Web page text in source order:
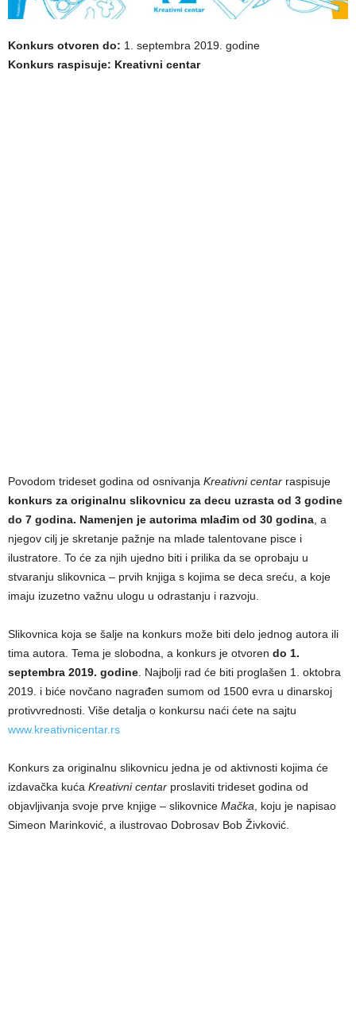
Konkurs otvoren do: 1. septembra 2019. godine
Konkurs raspisuje: Kreativni centar
Povodom trideset godina od osnivanja Kreativni centar raspisuje
konkurs za originalnu slikovnicu za decu uzrasta od 3 godine
do 7 godina. Namenjen je autorima mlađim od 30 godina , a
njegov cilj je skretanje pažnje na mlade talentovane pisce i
ilustratore. To će za njih ujedno biti i prilika da se oprobaju u
stvaranju slikovnica – prvih knjiga s kojima se deca sreću, a koje
imaju izuzetno važnu ulogu u odrastanju i razvoju.
Slikovnica koja se šalje na konkurs može biti delo jednog autora ili
tima autora. Tema je slobodna, a konkurs je otvoren do 1.
septembra 2019. godine . Najbolji rad će biti proglašen 1. oktobra
2019. i biće novčano nagrađen sumom od 1500 evra u dinarskoj
protivvrednosti. Više detalja o konkursu naći ćete na sajtu
www.kreativnicentar.rs
Konkurs za originalnu slikovnicu jedna je od aktivnosti kojima će
izdavačka kuća Kreativni centar proslaviti trideset godina od
objavljivanja svoje prve knjige – slikovnice Mačka , koju je napisao
Simeon Marinković, a ilustrovao Dobrosav Bob Živković.